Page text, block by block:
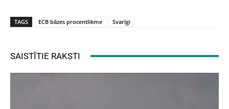
TAGS ECB bāzes procentlikme Svarīgi
SAISTĪTIE RAKSTI